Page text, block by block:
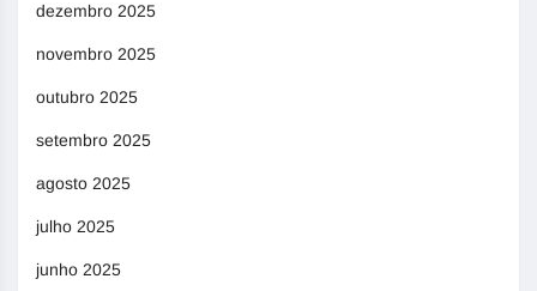
dezembro 2025
novembro 2025
outubro 2025
setembro 2025
agosto 2025
julho 2025
junho 2025